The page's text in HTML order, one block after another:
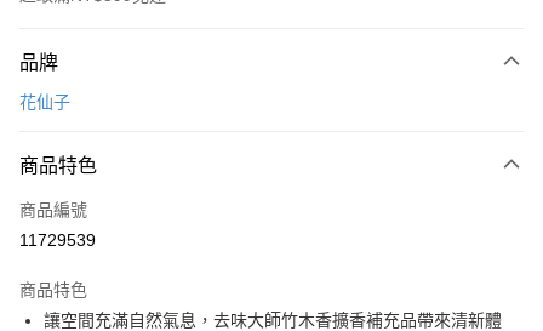
信用卡一次付款
LINE Pay
Apple Pay
悠遊付
品牌
花仙子
商品特色
商品編號
11729539
商品特色
讓空間充滿自然氣息，去味大師竹木香擴香補充品帶來清新體